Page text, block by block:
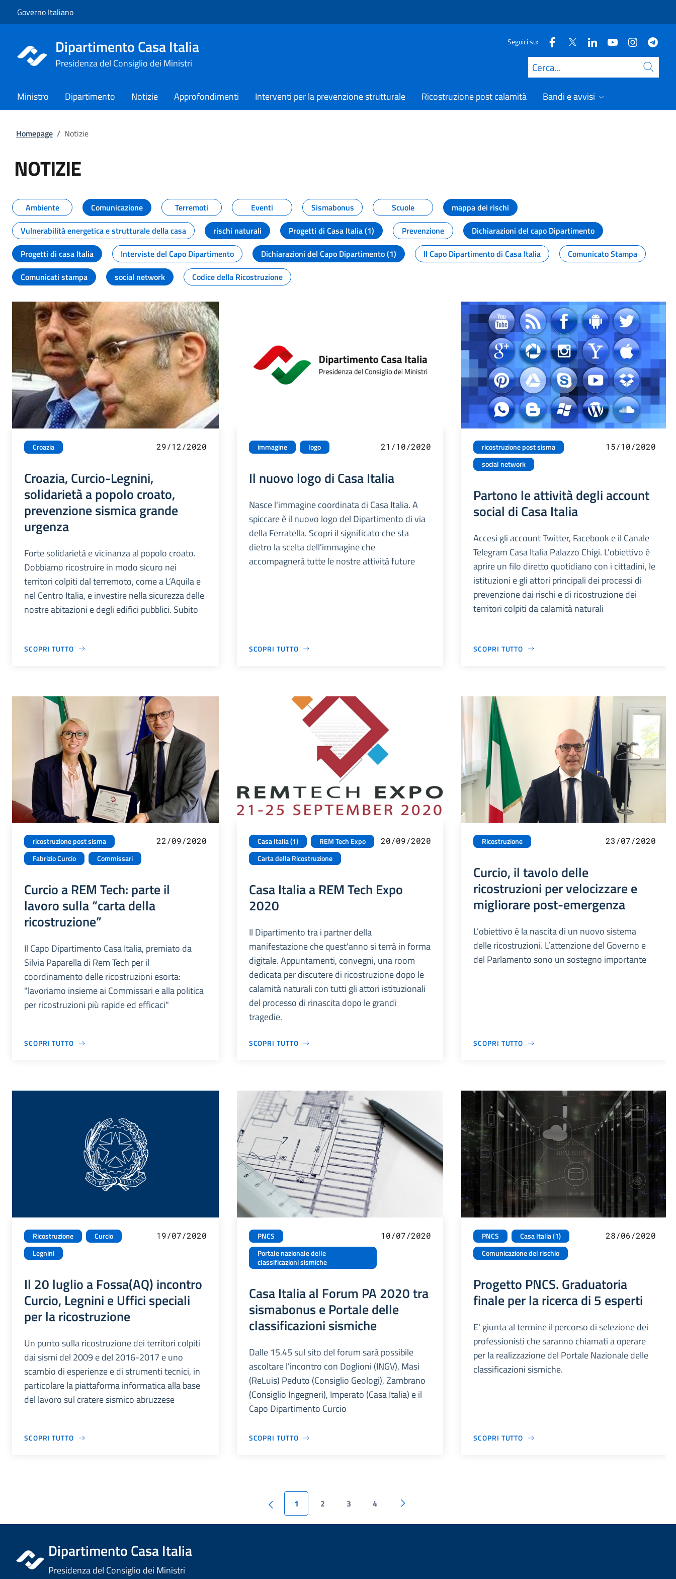
Governo Italiano
Dipartimento Casa Italia
Presidenza del Consiglio dei Ministri
Seguici su:
Cerca
Ministro Dipartimento Notizie Approfondimenti Interventi per la prevenzione strutturale Ricostruzione post calamità Bandi e avvisi
Homepage / Notizie
NOTIZIE
Tutti i contenuti della pagina NOTIZIE
Ambiente Comunicazione Terremoti Eventi Sismabonus Scuole
mappa dei rischi
Vulnerabilità energetica e strutturale della casa
rischi naturali Progetti di Casa Italia (1) Prevenzione
Dichiarazioni del capo Dipartimento
Progetti di casa Italia
Interviste del Capo Dipartimento Dichiarazioni del Capo Dipartimento (1) Il Capo Dipartimento di Casa Italia
Comunicato Stampa
Comunicati stampa
social network Codice della Ricostruzione
Croazia 29/12/2020
Croazia, Curcio-Legnini,
solidarietà a popolo croato,
prevenzione sismica grande
urgenza
Forte solidarietà e vicinanza al popolo croato.
Dobbiamo ricostruire in modo sicuro nei
territori colpiti dal terremoto, come a L’Aquila e
nel Centro Italia, e investire nella sicurezza delle
nostre abitazioni e degli edifici pubblici. Subito
SCOPRI TUTTO
immagine logo 21/10/2020
Il nuovo logo di Casa Italia
Nasce l'immagine coordinata di Casa Italia. A
spiccare è il nuovo logo del Dipartimento di via
della Ferratella. Scopri il significato che sta
dietro la scelta dell'immagine che
accompagnerà tutte le nostre attività future
SCOPRI TUTTO
ricostruzione post sisma
social network
15/10/2020
Partono le attività degli account
social di Casa Italia
Accesi gli account Twitter, Facebook e il Canale
Telegram Casa Italia Palazzo Chigi. L'obiettivo è
aprire un filo diretto quotidiano con i cittadini, le
istituzioni e gli attori principali dei processi di
prevenzione dai rischi e di ricostruzione dei
territori colpiti da calamità naturali
SCOPRI TUTTO
ricostruzione post sisma
Fabrizio Curcio
Commissari
22/09/2020
Curcio a REM Tech: parte il
lavoro sulla “carta della
ricostruzione”
Il Capo Dipartimento Casa Italia, premiato da
Silvia Paparella di Rem Tech per il
coordinamento delle ricostruzioni esorta:
"lavoriamo insieme ai Commissari e alla politica
per ricostruzioni più rapide ed efficaci"
SCOPRI TUTTO
Casa Italia (1)
REM Tech Expo
Carta della Ricostruzione
20/09/2020
Casa Italia a REM Tech Expo
2020
Il Dipartimento tra i partner della
manifestazione che quest'anno si terrà in forma
digitale. Appuntamenti, convegni, una room
dedicata per discutere di ricostruzione dopo le
calamità naturali con tutti gli attori istituzionali
del processo di rinascita dopo le grandi
tragedie.
SCOPRI TUTTO
Ricostruzione 23/07/2020
Curcio, il tavolo delle
ricostruzioni per velocizzare e
migliorare post-emergenza
L’obiettivo è la nascita di un nuovo sistema
delle ricostruzioni. L’attenzione del Governo e
del Parlamento sono un sostegno importante
SCOPRI TUTTO
Ricostruzione
Curcio
Legnini
19/07/2020
Il 20 luglio a Fossa(AQ) incontro
Curcio, Legnini e Uffici speciali
per la ricostruzione
Un punto sulla ricostruzione dei territori colpiti
dai sismi del 2009 e del 2016-2017 e uno
scambio di esperienze e di strumenti tecnici, in
particolare la piattaforma informatica alla base
del lavoro sul cratere sismico abruzzese
SCOPRI TUTTO
PNCS
Portale nazionale delle
classificazioni sismiche
10/07/2020
Casa Italia al Forum PA 2020 tra
sismabonus e Portale delle
classificazioni sismiche
Dalle 15.45 sul sito del forum sarà possibile
ascoltare l'incontro con Doglioni (INGV), Masi
(ReLuis) Peduto (Consiglio Geologi), Zambrano
(Consiglio Ingegneri), Imperato (Casa Italia) e il
Capo Dipartimento Curcio
SCOPRI TUTTO
PNCS
Casa Italia (1)
Comunicazione del rischio
28/06/2020
Progetto PNCS. Graduatoria
finale per la ricerca di 5 esperti
E' giunta al termine il percorso di selezione dei
professionisti che saranno chiamati a operare
per la realizzazione del Portale Nazionale delle
classificazioni sismiche.
SCOPRI TUTTO
1 2 3 4
Dipartimento Casa Italia
Presidenza del Consiglio dei Ministri